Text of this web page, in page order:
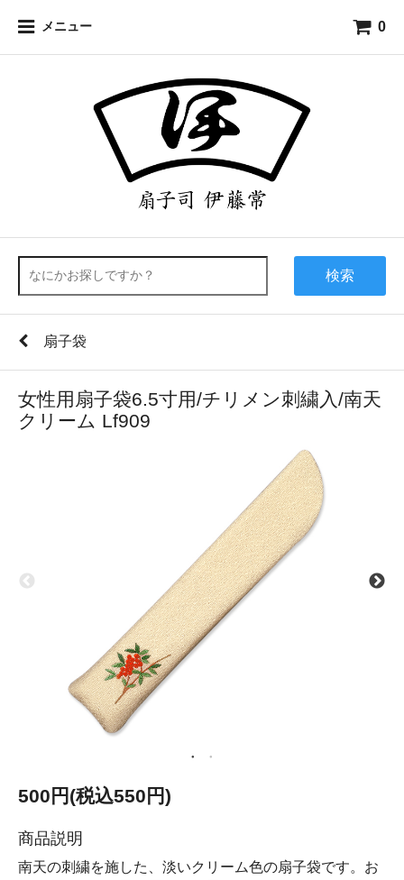
メニュー 0
検索
扇子袋
女性用扇子袋6.5寸用/チリメン刺繍入/南天
クリーム Lf909
500円(税込550円)
商品説明
南天の刺繍を施した、淡いクリーム色の扇子袋です。お